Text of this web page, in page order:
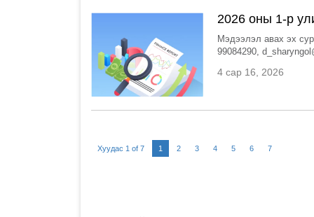
2026 оны 1-р
Мэдээлэл авах эх
99084290,
4 сар 16, 2026
Хуудас 1 of 7 1 2 3 4 5 6 7